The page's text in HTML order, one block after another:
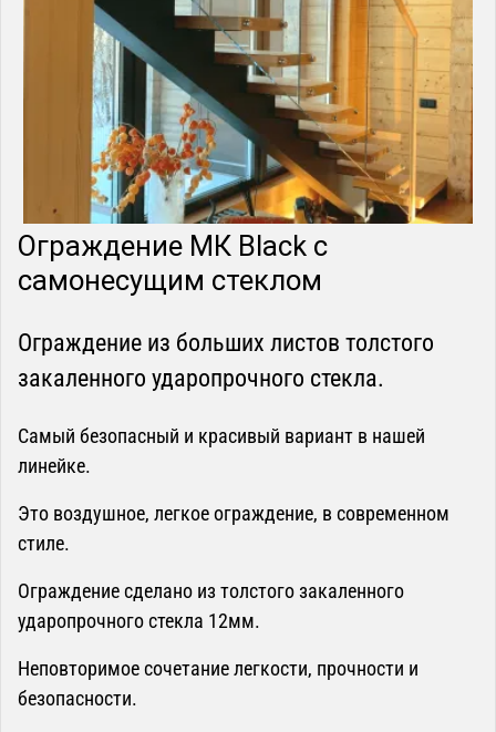
Ограждение МК Black с
самонесущим стеклом
Ограждение из больших листов толстого
закаленного ударопрочного стекла.
Самый безопасный и красивый вариант в нашей
линейке.
Это воздушное, легкое ограждение, в современном
стиле.
Ограждение сделано из толстого закаленного
ударопрочного стекла 12мм.
Неповторимое сочетание легкости, прочности и
безопасности.